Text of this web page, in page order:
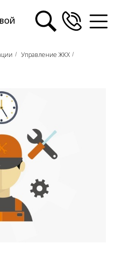
/ Управление ЖКХ /